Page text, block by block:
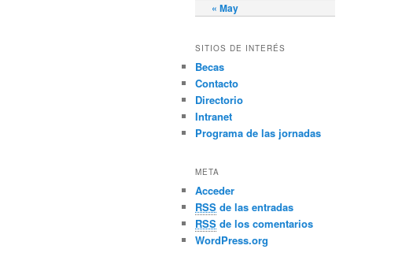
« May
SITIOS DE INTERÉS
Becas
Contacto
Directorio
Intranet
Programa de las jornadas
META
Acceder
RSS de las entradas
RSS de los comentarios
WordPress.org